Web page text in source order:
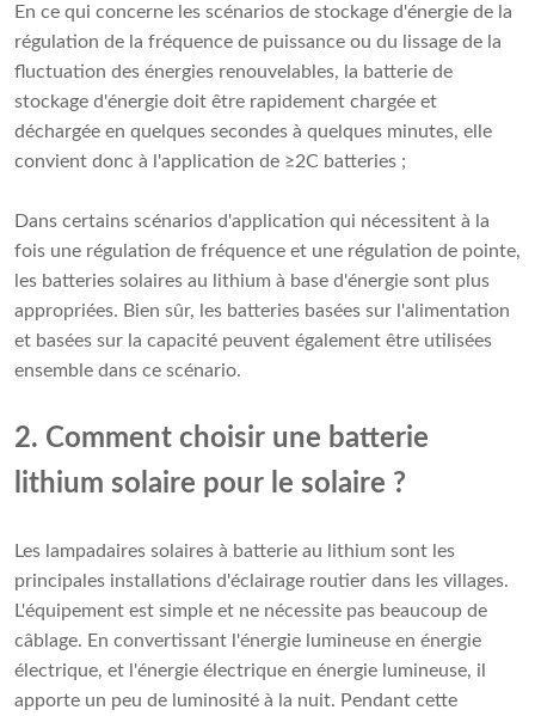
En ce qui concerne les scénarios de stockage d'énergie de la
régulation de la fréquence de puissance ou du lissage de la
fluctuation des énergies renouvelables, la batterie de
stockage d'énergie doit être rapidement chargée et
déchargée en quelques secondes à quelques minutes, elle
convient donc à l'application de ≥2C batteries ;
Dans certains scénarios d'application qui nécessitent à la
fois une régulation de fréquence et une régulation de pointe,
les batteries solaires au lithium à base d'énergie sont plus
appropriées. Bien sûr, les batteries basées sur l'alimentation
et basées sur la capacité peuvent également être utilisées
ensemble dans ce scénario.
2. Comment choisir une batterie
lithium solaire pour le solaire ?
Les lampadaires solaires à batterie au lithium sont les
principales installations d'éclairage routier dans les villages.
L'équipement est simple et ne nécessite pas beaucoup de
câblage. En convertissant l'énergie lumineuse en énergie
électrique, et l'énergie électrique en énergie lumineuse, il
apporte un peu de luminosité à la nuit. Pendant cette